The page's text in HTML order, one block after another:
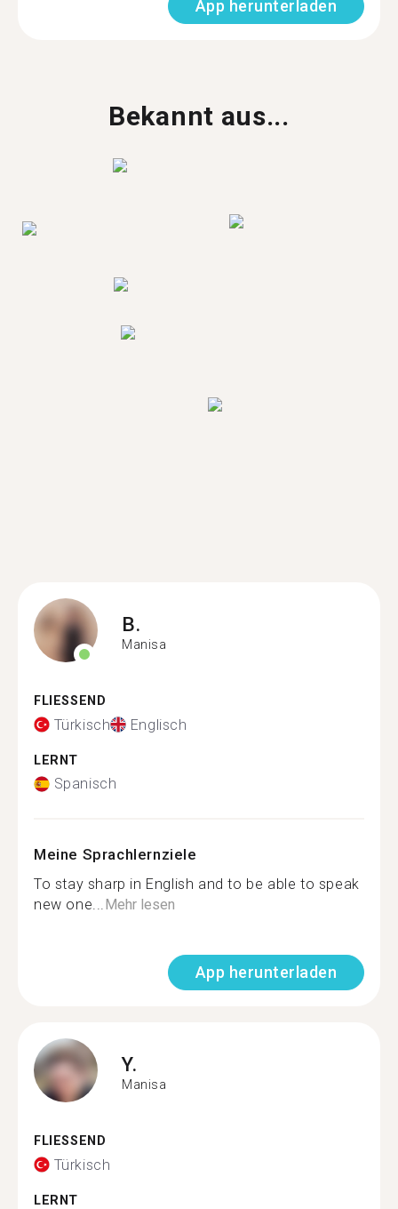
App herunterladen
Bekannt aus...
B.
Manisa
FLIESSEND
Türkisch Englisch
LERNT
Spanisch
Meine Sprachlernziele
To stay sharp in English and to be able to speak
new one...Mehr lesen
App herunterladen
Y.
Manisa
FLIESSEND
Türkisch
LERNT